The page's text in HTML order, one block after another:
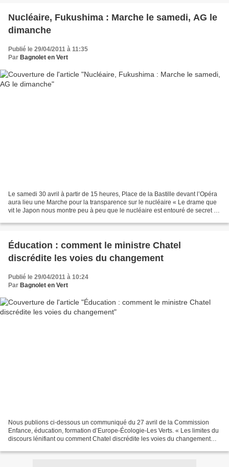
Nucléaire, Fukushima : Marche le samedi, AG le
dimanche
Publié le 29/04/2011 à 11:35
Par Bagnolet en Vert
Le samedi 30 avril à partir de 15 heures, Place de la Bastille devant l’Opéra
aura lieu une Marche pour la transparence sur le nucléaire « Le drame que
vit le Japon nous montre peu à peu que le nucléaire est entouré de secret :
Éducation : comment le ministre Chatel
discrédite les voies du changement
Publié le 29/04/2011 à 10:24
Par Bagnolet en Vert
Nous publions ci-dessous un communiqué du 27 avril de la Commission
Enfance, éducation, formation d’Europe-Écologie-Les Verts. « Les limites du
discours lénifiant ou comment Chatel discrédite les voies du changement